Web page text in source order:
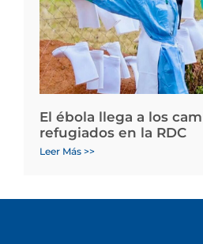
El ébola llega a los
refugiados en la RDC
Leer Más >>